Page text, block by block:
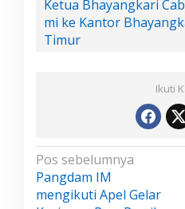
Ketua Bhayangkari
mi ke Kantor
Timur
Ikuti
N
a
v
Pos sebelumnya
Pangdam IM
mengikuti Apel Gelar